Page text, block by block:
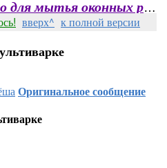
Проверенное средство для мытья оконных рам
вверх^ к полной версии
Оригинальное сообщение